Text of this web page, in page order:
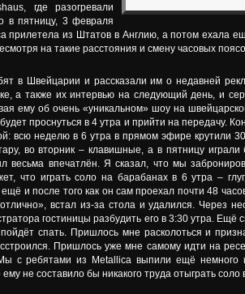
где разогревали
в пятницу, 3 февраля
прилетела из Штатов в Англию, а потом ехала
на такие расстояния и смену часовых
в Швейцарии и рассказали им о недавней
а также их интервью на следующий день, и
ему об очень «уникальном» шоу на
проснуться в 4 утра и прийти на передачу.
всю неделю в 6 утра в прямом эфире крутили
во вторник – клавишные, а в пятницу
весьма впечатлён. Я сказал, что мы
что играть соло на барабанах в 6 утра –
и после того как он сам проехал почти 48
встал из-за стола и удалился. Через
гостиницы разбудить его в 3:30 утра. Ещё
пойдёт спать. Пришлось мне расколоться и
Пришлось уже мне самому идти на
с ребятами из Metallica выпили ещё немного
не составило бы никакого труда отыграть соло